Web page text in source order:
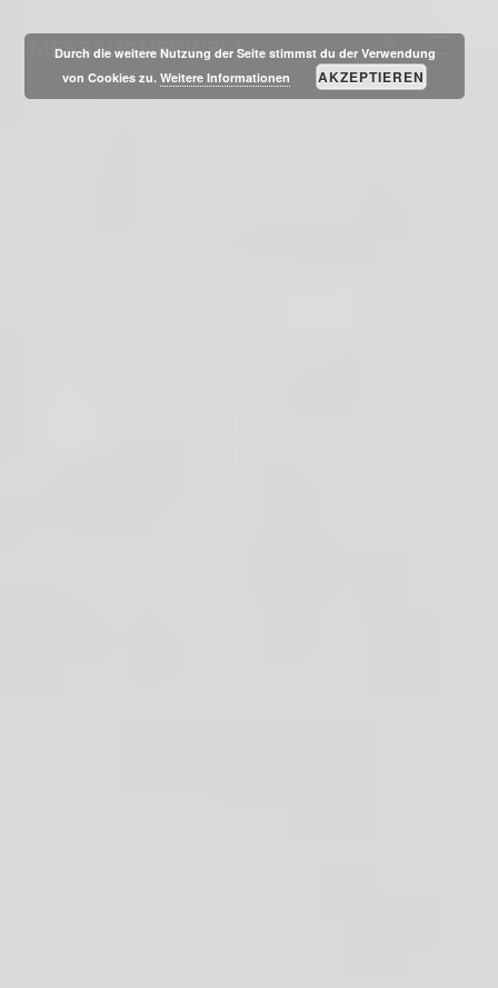
MESSSUCHERWELT
Durch die weitere Nutzung der Seite stimmst du der Verwendung
von Cookies zu.Weitere Informationen AKZEPTIEREN